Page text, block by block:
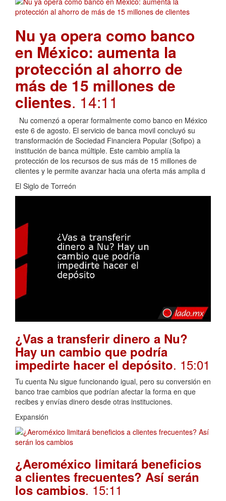
Nu ya opera como banco
en México: aumenta la
protección al ahorro de
más de 15 millones de
clientes. 14:11
Nu comenzó a operar formalmente como banco en México
este 6 de agosto. El servicio de banca movil concluyó su
transformación de Sociedad Financiera Popular (Sofipo) a
institución de banca múltiple. Este cambio amplía la
protección de los recursos de sus más de 15 millones de
clientes y le permite avanzar hacia una oferta más amplia d
El Siglo de Torreón
¿Vas a transferir dinero a Nu?
Hay un cambio que podría
impedirte hacer el depósito. 15:01
Tu cuenta Nu sigue funcionando igual, pero su conversión en
banco trae cambios que podrían afectar la forma en que
recibes y envías dinero desde otras instituciones.
Expansión
¿Aeroméxico limitará beneficios
a clientes frecuentes? Así serán
los cambios. 15:11